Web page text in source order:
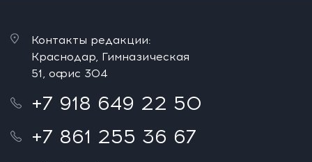
Контакты редакции:
Краснодар, Гимназическая
51, офис 304
+7 918 649 22 50
+7 861 255 36 67